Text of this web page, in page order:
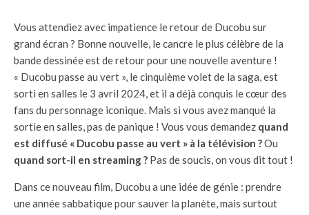
Vous attendiez avec impatience le retour de Ducobu sur
grand écran ? Bonne nouvelle, le cancre le plus célèbre de la
bande dessinée est de retour pour une nouvelle aventure !
« Ducobu passe au vert », le cinquième volet de la saga, est
sorti en salles le 3 avril 2024, et il a déjà conquis le cœur des
fans du personnage iconique. Mais si vous avez manqué la
sortie en salles, pas de panique ! Vous vous demandez quand
est diffusé « Ducobu passe au vert » à la télévision ?Ou
quand sort-il en streaming ? Pas de soucis, on vous dit tout !
Dans ce nouveau film, Ducobu a une idée de génie : prendre
une année sabbatique pour sauver la planète, mais surtout